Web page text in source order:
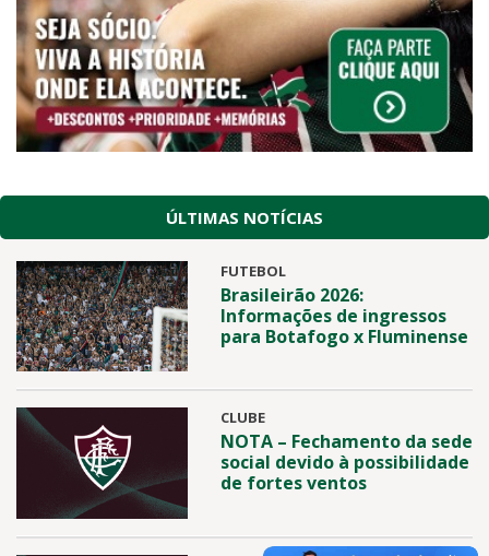
ÚLTIMAS NOTÍCIAS
FUTEBOL
Brasileirão 2026:
Informações de ingressos
para Botafogo x Fluminense
CLUBE
NOTA – Fechamento da sede
social devido à possibilidade
de fortes ventos